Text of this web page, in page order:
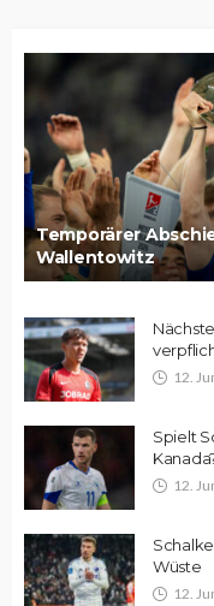
Temporärer
Wallentowitz
12.
Spielt
12.
Wüste
12.